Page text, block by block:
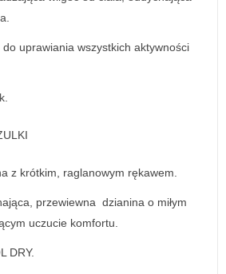
uprawiania wszystkich aktywności
z krótkim, raglanowym rękawem.
przewiewna dzianina o miłym
uczucie komfortu.
DRY.